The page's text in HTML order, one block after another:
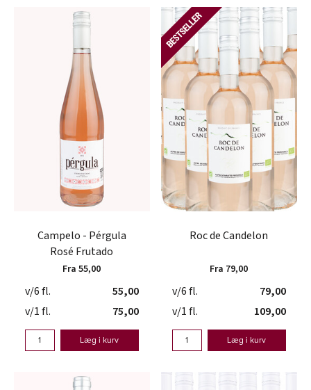
Campelo - Pérgula
Rosé Frutado
Fra 55,00
v/6 fl.
55,00
v/1 fl.
75,00
Læg i kurv
Roc de Candelon
Fra 79,00
v/6 fl.
79,00
v/1 fl.
109,00
Læg i kurv